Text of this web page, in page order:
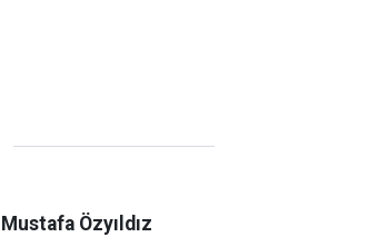
Mustafa Özyıldız